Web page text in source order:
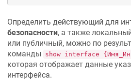
Определить действующий для
безопасности, а также
или публичный, можно по
команды
show interface
которая отображает данные
интерфейса.